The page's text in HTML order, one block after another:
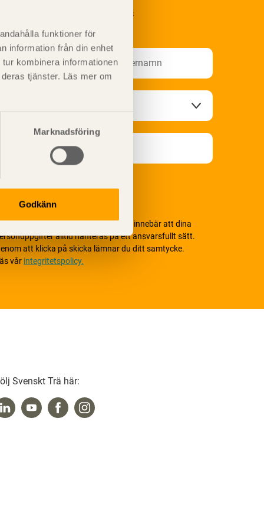
funktioner för
information från din enhet
kombinera informationen
tjänster. Läs mer om
Marknadsföring
Godkänn
på Svenskt Träs
värnar om personlig integritet vilket innebär att dina
alltid hanteras på ett ansvarsfullt sätt.
att klicka på skicka lämnar du ditt samtycke.
vår integritetspolicy.
Svenskt Trä här: